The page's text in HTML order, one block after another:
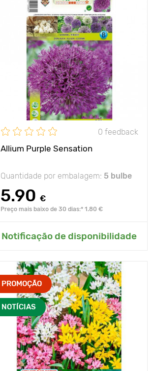
0 feedback
Allium Purple Sensation
Quantidade por embalagem: 5 bulbe
5.90 €
Preço mais baixo de 30 dias:* 1.80 €
Notificação de disponibilidade
Adicionar ao meu jardim
PROMOÇÃO
NOTÍCIAS